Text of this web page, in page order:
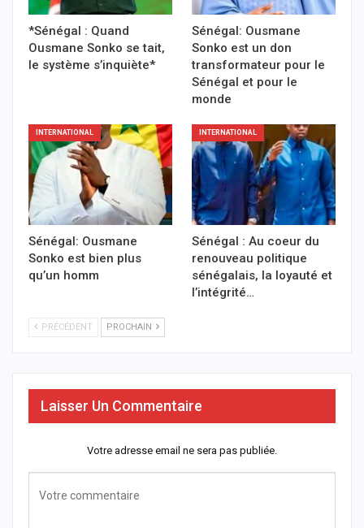
*Sénégal : Quand
Ousmane Sonko se tait,
le système s’inquiète*
Sénégal: Ousmane
Sonko est un don
transformateur pour le
Sénégal et pour le
monde
INTERNATIONAL
Sénégal: Ousmane
Sonko est bien plus
qu’un homm
INTERNATIONAL
Sénégal : Au coeur du
renouveau politique
sénégalais, la loyauté et
l’intégrité…
PRÉCÉDENT PROCHAIN
Laisser Un Commentaire
Votre adresse email ne sera pas publiée.